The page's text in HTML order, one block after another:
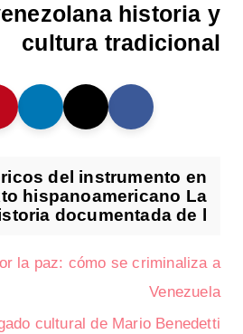
historia y
cultura tradicional
del instrumento en
hispanoamericano La
documentada de l...
la paz: cómo se criminaliza a
Venezuela
cultural de Mario Benedetti